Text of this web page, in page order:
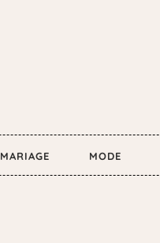
MARIAGE MODE